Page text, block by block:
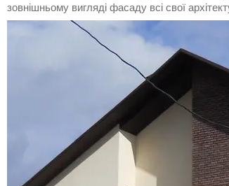
зовнішньому вигляді фасаду всі свої